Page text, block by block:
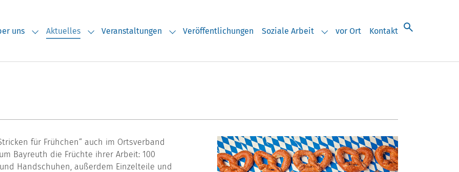
uns
Submenu for "Über uns"
Aktuelles
Submenu for "Aktuelles"
Veranstaltungen
Submenu for "Veranstaltungen"
Veröffentlichungen Soziale Arbeit
Submenu for "Soziale Arbeit"
vor Ort Kontakt
für Frühchen“ auch im Ortsverband
Bayreuth die Früchte ihrer Arbeit: 100
Handschuhen, außerdem Einzelteile und